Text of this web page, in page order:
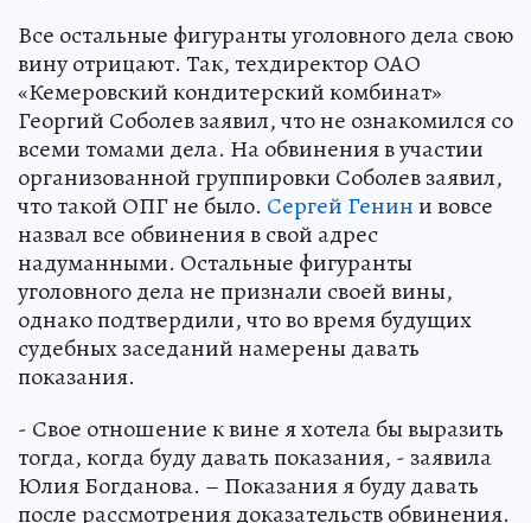
Все остальные фигуранты уголовного дела свою
вину отрицают. Так, техдиректор ОАО
«Кемеровский кондитерский комбинат»
Георгий Соболев заявил, что не ознакомился со
всеми томами дела. На обвинения в участии
организованной группировки Соболев заявил,
что такой ОПГ не было. Сергей Генини вовсе
назвал все обвинения в свой адрес
надуманными. Остальные фигуранты
уголовного дела не признали своей вины,
однако подтвердили, что во время будущих
судебных заседаний намерены давать
показания.
- Свое отношение к вине я хотела бы выразить
тогда, когда буду давать показания, - заявила
Юлия Богданова. – Показания я буду давать
после рассмотрения доказательств обвинения.